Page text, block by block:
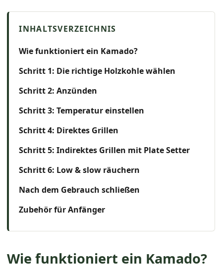
Wie funktioniert ein Kamado?
Schritt 1: Die richtige Holzkohle wählen
Schritt 2: Anzünden
Schritt 3: Temperatur einstellen
Schritt 4: Direktes Grillen
Schritt 5: Indirektes Grillen mit Plate Setter
Schritt 6: Low & slow räuchern
Nach dem Gebrauch schließen
Zubehör für Anfänger
Wie funktioniert ein Kamado?